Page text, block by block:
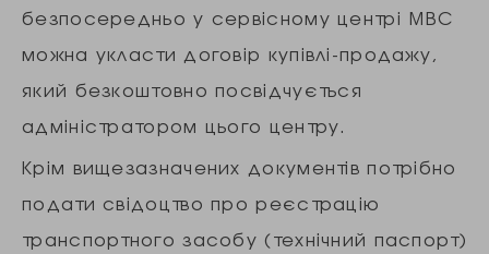
безпосередньо у сервісному центрі МВС
можна укласти договір купівлі-продажу,
який безкоштовно посвідчується
адміністратором цього центру.
Крім вищезазначених документів потрібно
подати свідоцтво про реєстрацію
транспортного засобу (технічний паспорт)